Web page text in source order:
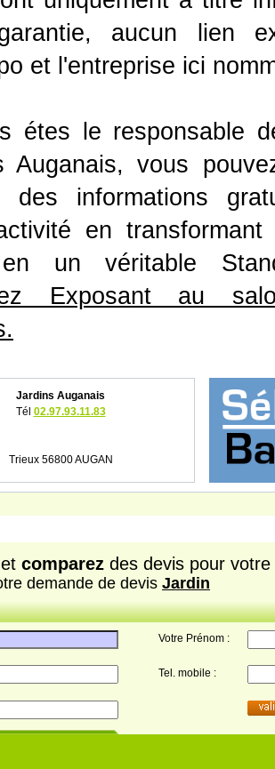
aucun lien
et l'entreprise ici
étes le responsable
Auganais, vous
des informations
en transformant
un véritable
Exposant au
Jardins Auganais
Tél 02.97.93.11.83
Trieux 56800 AUGAN
comparez des devis pour votre
demande de devis Jardin
Votre Prénom :
Tel. mobile :